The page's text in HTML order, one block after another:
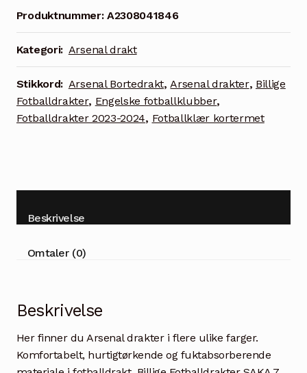
antall
Produktnummer: A2308041846
Kategori: Arsenal drakt
Stikkord: Arsenal Bortedrakt,Arsenal drakter, Billige
Fotballdrakter, Engelske fotballklubber,
Fotballdrakter 2023-2024, Fotballklær kortermet
Beskrivelse
Omtaler (0)
Beskrivelse
Her finner du Arsenal drakter i flere ulike farger.
Komfortabelt, hurtigtørkende og fuktabsorberende